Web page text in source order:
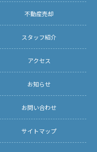
不動産売却
スタッフ紹介
アクセス
お知らせ
お問い合わせ
サイトマップ